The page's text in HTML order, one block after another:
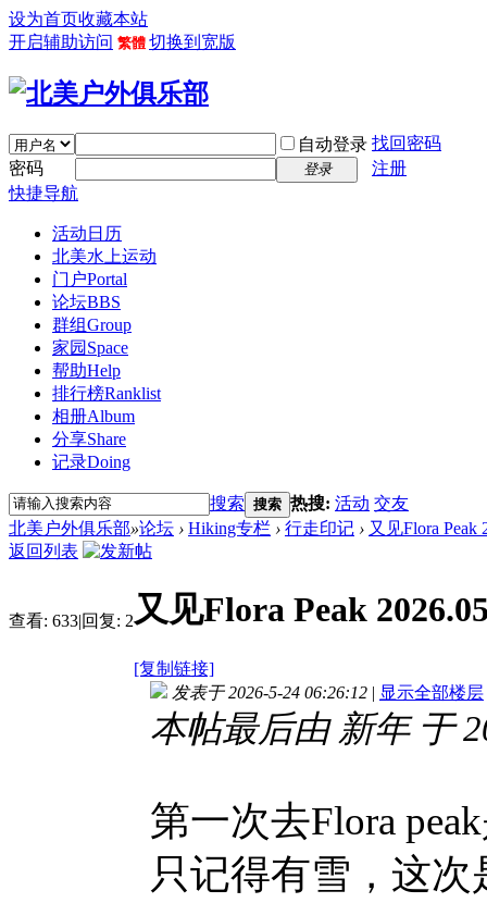
设为首页收藏本站
开启辅助访问 繁體 切换到宽版
自动登录 找回密码
密码
登录
注册
快捷导航
活动日历
北美水上运动
门户Portal
论坛BBS
群组Group
家园 Space
帮助Help
排行榜Ranklist
相册Album
分享Share
记录Doing
搜索 搜索 热搜: 活动 交友
北美户外俱乐部»论坛 › Hiking专栏 › 行走印记 › 又见Flora Peak
返回列表
查看: 633|回复: 2又见Flora Peak
[复制链接]
发表于 2026-5-24 06:26:12 | 显示全部楼层
本帖最后由 新年 于
第一次去Flora
只记得有雪，这